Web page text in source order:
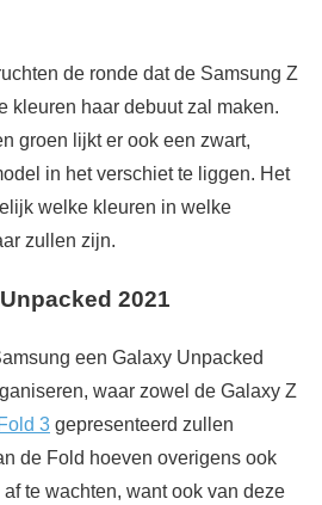
de ronde dat de Samsung Z
kleuren haar debuut zal maken.
groen lijkt er ook een zwart,
in het verschiet te liggen. Het
welke kleuren in welke
zullen zijn.
2021
een Galaxy Unpacked
waar zowel de Galaxy Z
3 gepresenteerd zullen
de Fold hoeven overigens ook
te wachten, want ook van deze